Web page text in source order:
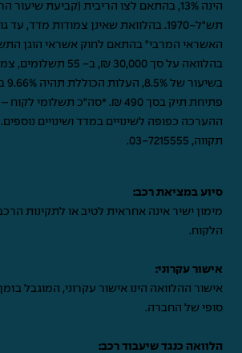
הינה 13%, בהתאם לצו הריבית (קביעת
תש"ל-1970. בהלוואת שאינן צמודות מדד,
בהלוואה על סך 30,000 ₪,
תקווה, 03-7215555
.
סיוע במציאת רכב:
מימון ישיר אינה אחראית לטיב או לתקינות
הלקוח.
אישור עקרוני:
אישור ההלוואה הינו אישור עקרוני, המוגבל
סופי של החברה.
הלוואה כנגד שיעבוד רכב: